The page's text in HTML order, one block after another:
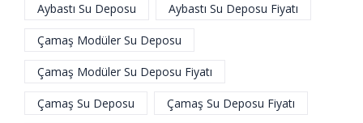
Aybastı Su Deposu Aybastı Su Deposu Fiyatı
Çamaş Modüler Su Deposu
Çamaş Modüler Su Deposu Fiyatı
Çamaş Su Deposu Çamaş Su Deposu Fiyatı